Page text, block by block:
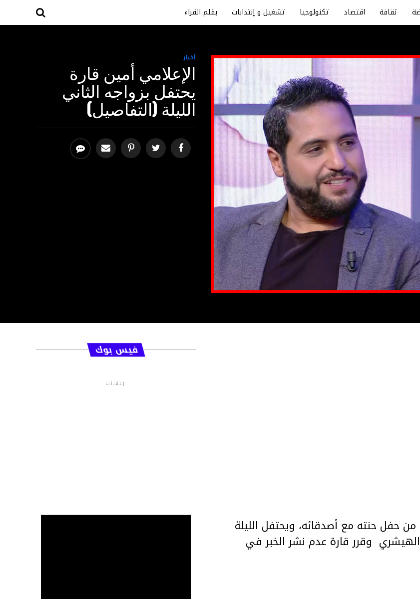
ثقافة اقتصاد تكنولوجيا تشغيل و إنتدابات بقلم القراء
أخبار
الإعلامي أمين قارة
يحتفل بزواجه الثاني
الليلة (التفاصيل)
حفل حنته مع أصدقائه، ويحتفل الليلة
الهيشري وقرر قارة عدم نشر الخبر في
فيس بوك
إعلانات